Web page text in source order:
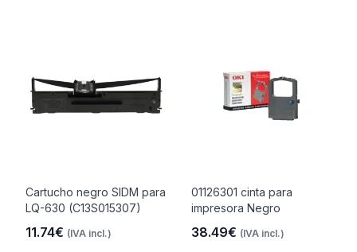
Cartucho negro SIDM para
LQ-630 (C13S015307)
11.74€ (IVA incl.)
01126301 cinta para
impresora Negro
38.49€ (IVA incl.)